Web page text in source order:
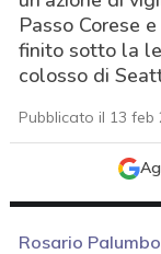
Passo Corese
finito sotto la
colosso di
Pubblicato il 13 feb
Rosario Palumbo